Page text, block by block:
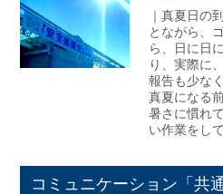
｜真夏日の
とながら、
ら、日に日
り、実際に
報告も少な
真夏になる
暑さに慣れ
い作業をし
コミュニケーション「共